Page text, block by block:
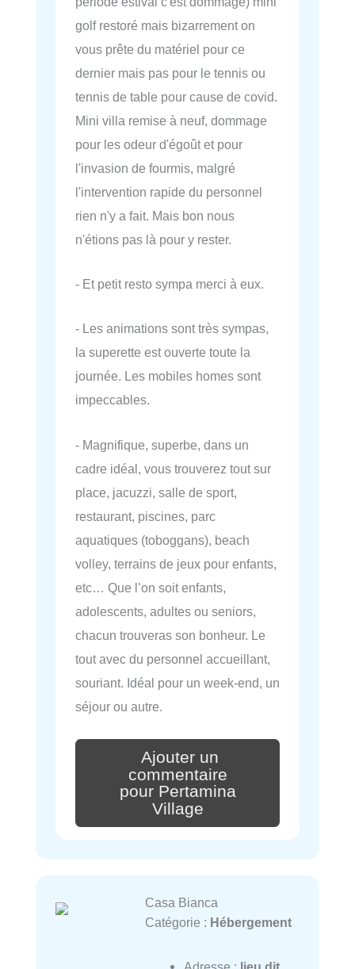
golf restoré mais bizarrement on
vous prête du matériel pour ce
dernier mais pas pour le tennis ou
tennis de table pour cause de covid.
Mini villa remise à neuf, dommage
pour les odeur d'égoût et pour
l'invasion de fourmis, malgré
l'intervention rapide du personnel
rien n'y a fait. Mais bon nous
n'étions pas là pour y rester.
- Et petit resto sympa merci à eux.
- Les animations sont très sympas,
la superette est ouverte toute la
journée. Les mobiles homes sont
impeccables.
- Magnifique, superbe, dans un
cadre idéal, vous trouverez tout sur
place, jacuzzi, salle de sport,
restaurant, piscines, parc
aquatiques (toboggans), beach
volley, terrains de jeux pour enfants,
etc… Que l’on soit enfants,
adolescents, adultes ou seniors,
chacun trouveras son bonheur. Le
tout avec du personnel accueillant,
souriant. Idéal pour un week-end, un
séjour ou autre.
Ajouter un
commentaire
pour Pertamina
Village
Casa Bianca
Catégorie : Hébergement